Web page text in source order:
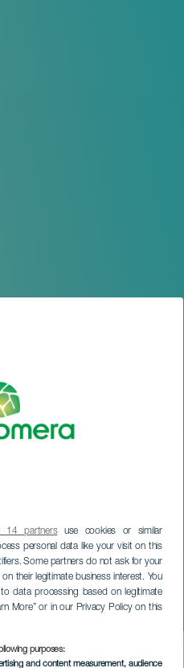
14 partnersuse cookies or similar
personal data like your visit on this
Some partners do not ask for your
their legitimate business interest. You
data processing based on legitimate
More” or in our Privacy Policy on this
purposes:
and content measurement, audience
concerto